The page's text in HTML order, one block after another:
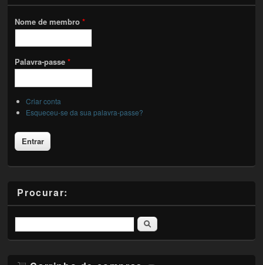
Nome de membro*
Palavra-passe*
Criar conta
Esqueceu-se da sua palavra-passe?
Procurar:
Pesquisar